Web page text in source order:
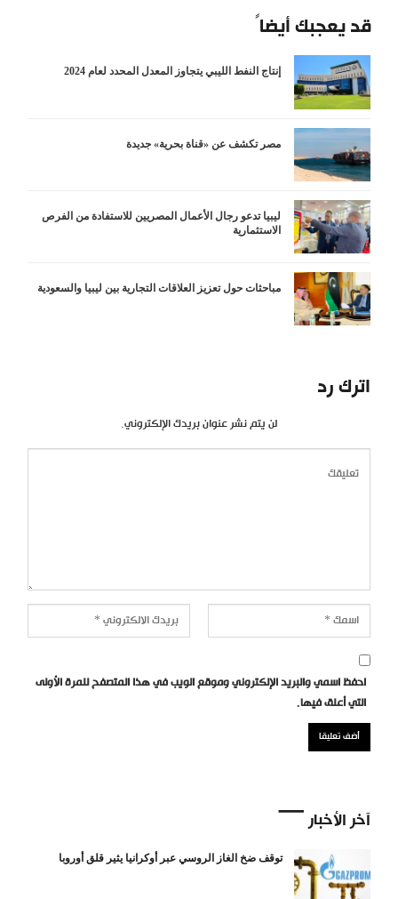
قد يعجبك أيضاً
إنتاج النفط الليبي يتجاوز المعدل المحدد لعام 2024
مصر تكشف عن «قناة بحرية» جديدة
ليبيا تدعو رجال الأعمال المصريين للاستفادة من الفرص
الاستثمارية
مباحثات حول تعزيز العلاقات التجارية بين ليبيا والسعودية
اترك رد
لن يتم نشر عنوان بريدك الإلكتروني.
احفظ اسمي والبريد الإلكتروني وموقع الويب في هذا المتصفح للمرة الأولى
التي أعلق فيها.
آخر الأخبار
توقف ضخ الغاز الروسي عبر أوكرانيا يثير قلق أوروبا